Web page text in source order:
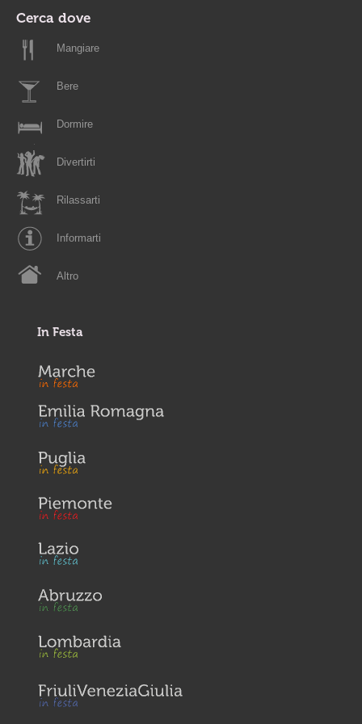
Cerca dove
Mangiare
Bere
Dormire
Divertirti
Rilassarti
Informarti
Altro
In Festa